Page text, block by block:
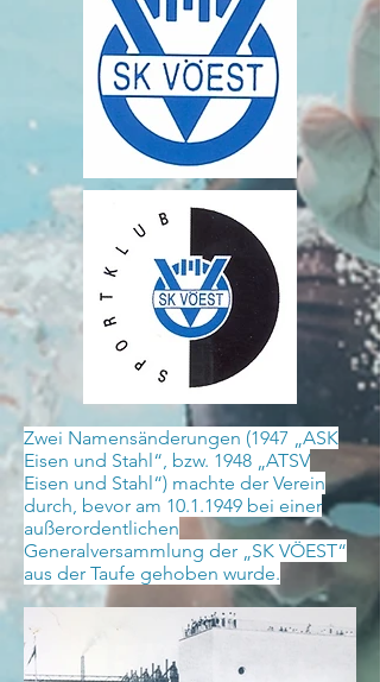
Zwei Namensänderungen (1947 „ASK
Eisen und Stahl“, bzw. 1948 „ATSV
Eisen und Stahl“) machte der Verein
durch, bevor am 10.1.1949 bei einer
außerordentlichen
Generalversammlung der „SK VÖEST“
aus der Taufe gehoben wurde.